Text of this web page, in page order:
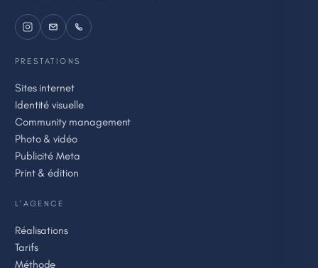
PRESTATIONS
Sites internet
Identité visuelle
Community management
Photo & vidéo
Publicité Meta
Print & édition
L'AGENCE
Réalisations
Tarifs
Méthode